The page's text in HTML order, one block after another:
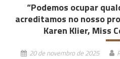
“Podemos ocupar
acreditamos no nosso
Karen Klier, Miss
20 de novembro de 2025